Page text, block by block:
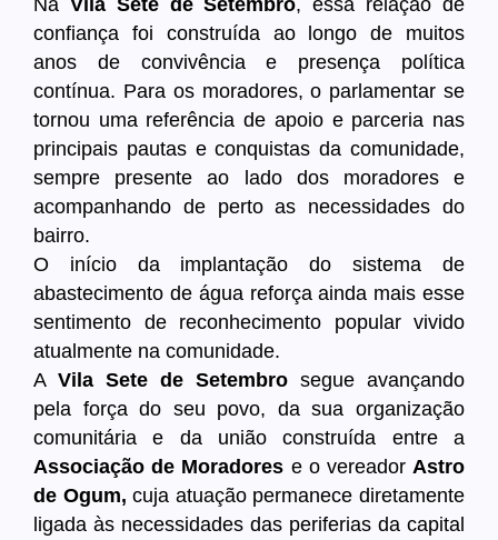
confiança foi construída ao longo de muitos
anos de convivência e presença política
contínua. Para os moradores, o parlamentar se
tornou uma referência de apoio e parceria nas
principais pautas e conquistas da comunidade,
sempre presente ao lado dos moradores e
acompanhando de perto as necessidades do
bairro.
O início da implantação do sistema de
abastecimento de água reforça ainda mais esse
sentimento de reconhecimento popular vivido
atualmente na comunidade.
A Vila Sete de Setembro segue avançando
pela força do seu povo, da sua organização
comunitária e da união construída entre a
Associação de Moradores e o vereador Astro
de Ogum, cuja atuação permanece diretamente
ligada às necessidades das periferias da capital